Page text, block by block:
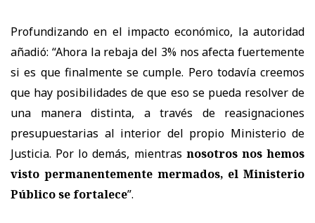
Profundizando en el impacto económico, la autoridad
añadió: “Ahora la rebaja del 3% nos afecta fuertemente
si es que finalmente se cumple. Pero todavía creemos
que hay posibilidades de que eso se pueda resolver de
una manera distinta, a través de reasignaciones
presupuestarias al interior del propio Ministerio de
Justicia. Por lo demás, mientras nosotros nos hemos
visto permanentemente mermados, el Ministerio
Público se fortalece”.